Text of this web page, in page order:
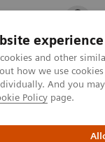
experience
and other
how we use
And you
Policy page.